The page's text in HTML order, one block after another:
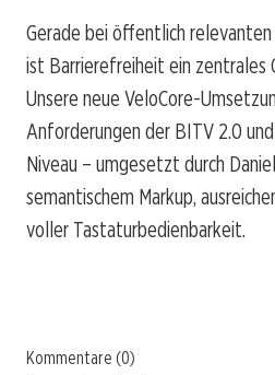
Gerade bei öffentlich
ist Barrierefreiheit ein zentrales
Unsere neue VeloCore-
Anforderungen der BITV 2.0
Niveau – umgesetzt durch
semantischem Markup,
voller Tastaturbedienbarkeit.
Kommentare (0)